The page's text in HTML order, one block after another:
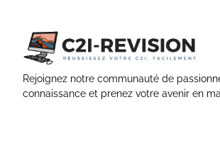
Rejoignez notre communauté de
connaissance et prenez votre avenir en